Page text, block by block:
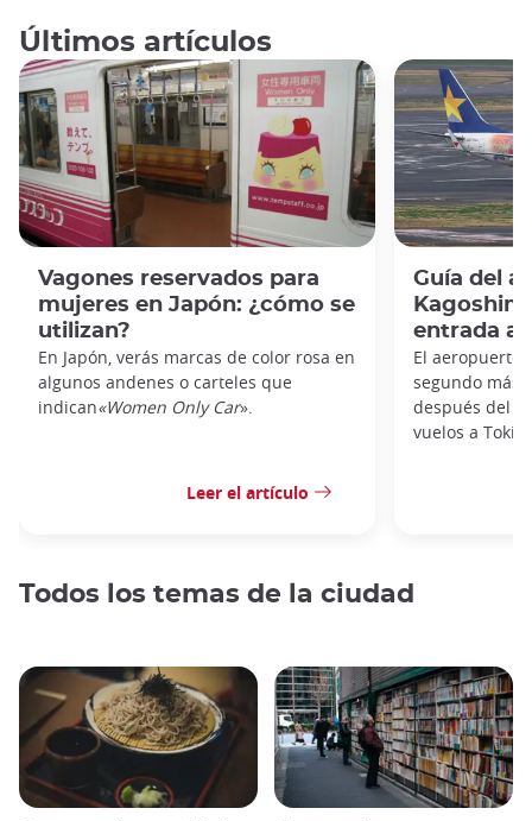
Últimos artículos
Vagones reservados para
mujeres en Japón: ¿cómo se
utilizan?
En Japón, verás marcas de color rosa en
algunos andenes o carteles que
indican«Women Only Car».
Leer el artículo
Guía del
entrada al
El aeropuerto
segundo más
después del
vuelos a
Todos los temas de la ciudad